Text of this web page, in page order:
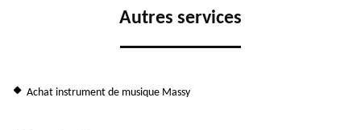
Autres services
Achat instrument de musique Massy